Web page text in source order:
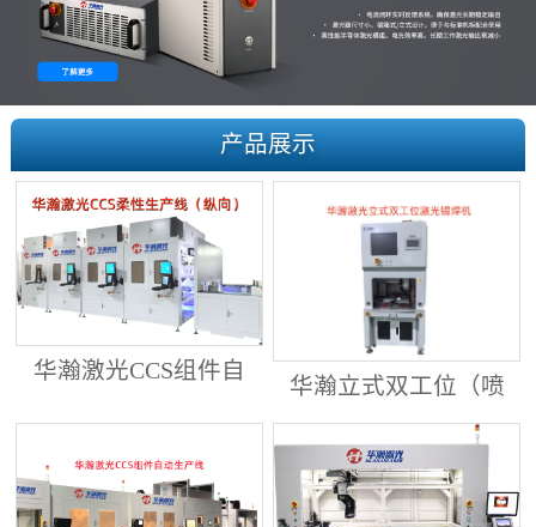
产品展示
华瀚激光CCS组件自
动生产线（纵向线）
华瀚立式双工位（喷
射锡膏）激光焊锡机